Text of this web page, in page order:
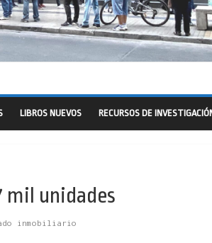
LIBROS NUEVOS RECURSOS DE
mil unidades
inmobiliario